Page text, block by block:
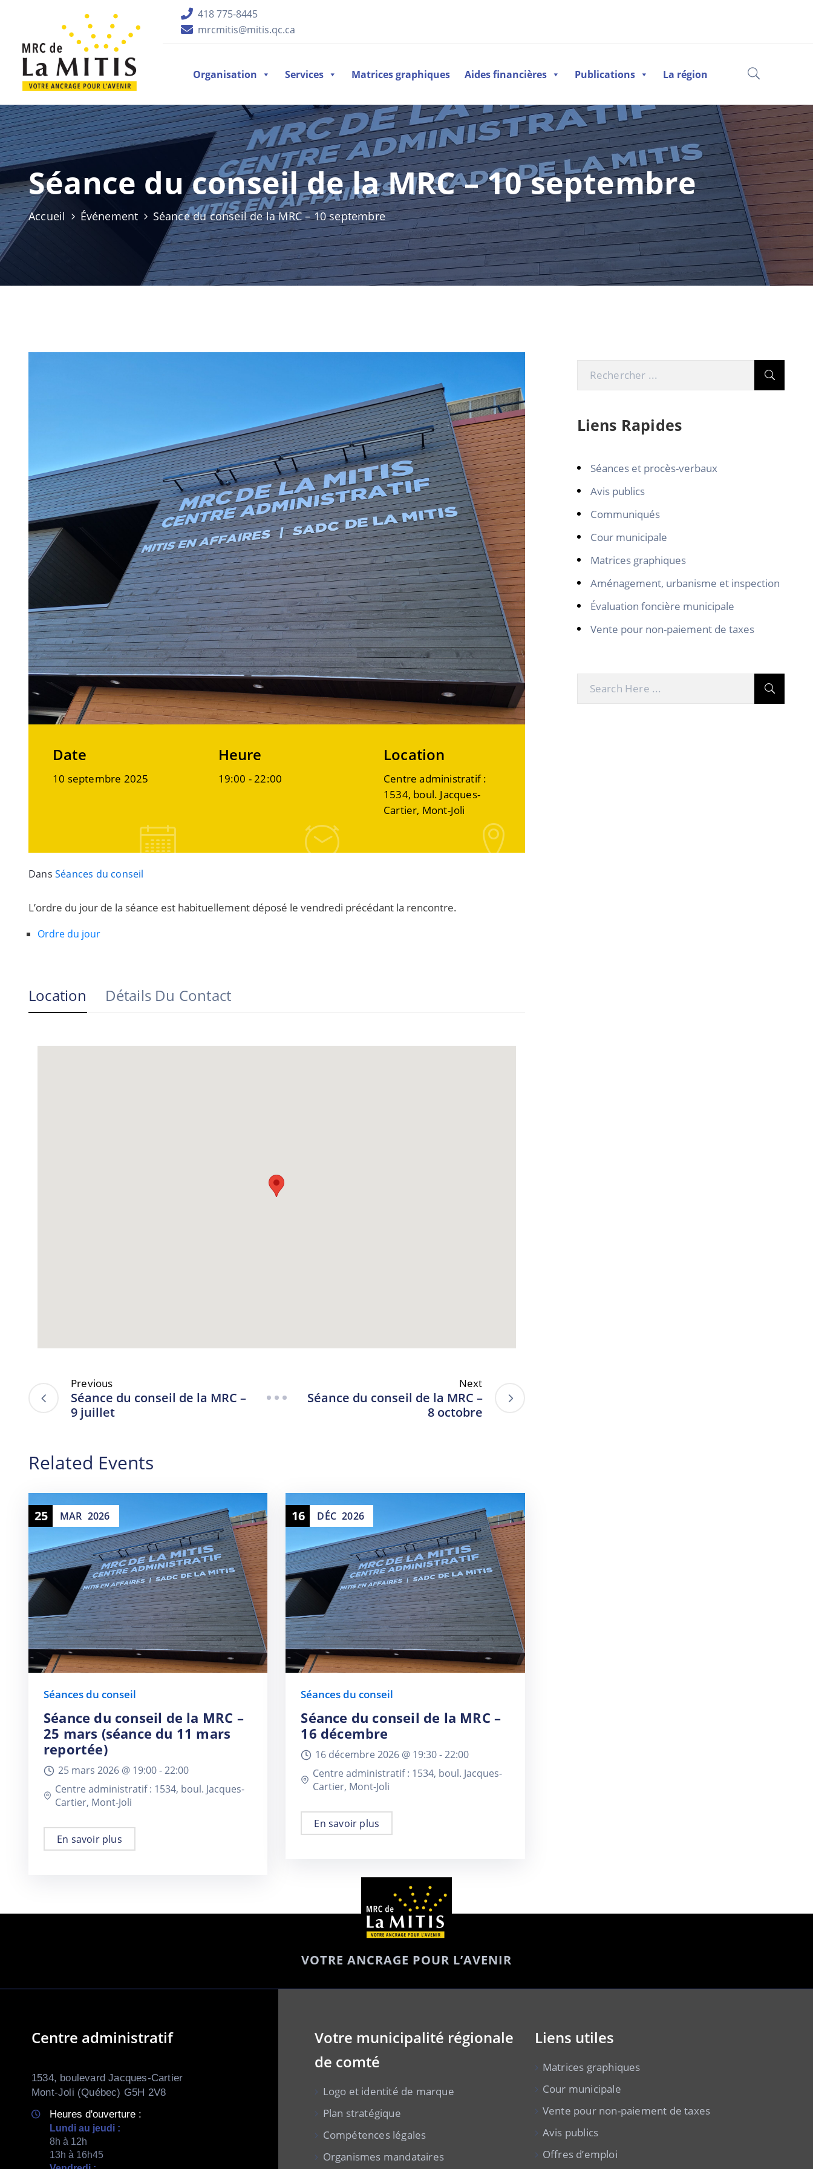
418 775-8445
mrcmitis@mitis.qc.ca
Organisation Services Matrices graphiques Aides financières Publications La région
Séance du conseil de la MRC – 10 septembre
Accueil Événement Séance du conseil de la MRC – 10 septembre
Date
10 septembre 2025
Heure
19:00 -22:00
Location
Centre administratif :
1534, boul. Jacques-
Cartier, Mont-Joli
Dans Séances du conseil
L’ordre du jour de la séance est habituellement déposé le vendredi précédant la rencontre.
Ordre du jour
Location Détails Du Contact
Previous
Séance du conseil de la MRC –
9 juillet
Next
Séance du conseil de la MRC –
8 octobre
Related Events
25 MAR 2026
Séances du conseil
Séance du conseil de la MRC –
25 mars (séance du 11 mars
reportée)
25 mars 2026 @ 19:00 -22:00
Centre administratif : 1534, boul. Jacques-
Cartier, Mont-Joli
En savoir plus
16 DÉC 2026
Séances du conseil
Séance du conseil de la MRC –
16 décembre
16 décembre 2026 @ 19:30 -22:00
Centre administratif : 1534, boul. Jacques-
Cartier, Mont-Joli
En savoir plus
Liens Rapides
Séances et procès-verbaux
Avis publics
Communiqués
Cour municipale
Matrices graphiques
Aménagement, urbanisme et inspection
Évaluation foncière municipale
Vente pour non-paiement de taxes
VOTRE ANCRAGE POUR L’AVENIR
Centre administratif
1534, boulevard Jacques-Cartier
Mont-Joli (Québec) G5H 2V8
Heures d'ouverture :
Lundi au jeudi :
8h à 12h
13h à 16h45
Votre municipalité régionale
de comté
Logo et identité de marque
Plan stratégique
Compétences légales
Organismes mandataires
Liens utiles
Matrices graphiques
Cour municipale
Vente pour non-paiement de taxes
Avis publics
Offres d’emploi